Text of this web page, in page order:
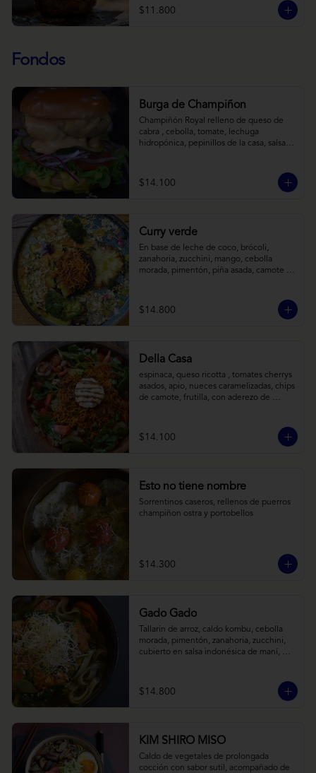
de crema de coco con wasabi y tierra de
cochayuyo.
$11.800
Fondos
Burga de Champiñon
Champiñón Royal relleno de queso de
cabra , cebolla, tomate, lechuga
hidropónica, pepinillos de la casa, salsa
$14.100
Curry verde
En base de leche de coco, brócoli,
zanahoria, zucchini, mango, cebolla
morada, pimentón, piña asada, camote
$14.800
Della Casa
espinaca, queso ricotta , tomates cherrys
asados, apio, nueces caramelizadas, chips
de camote, frutilla, con aderezo de
$14.100
Esto no tiene nombre
Sorrentinos caseros, rellenos de puerros
champiñon ostra y portobellos
$14.300
Gado Gado
Tallarín de arroz, caldo kombu, cebolla
morada, pimentón, zanahoria, zucchini,
cubierto en salsa indonésica de maní,
$14.800
KIM SHIRO MISO
Caldo de vegetales de prolongada
cocción con sabor sutil, acompañado de